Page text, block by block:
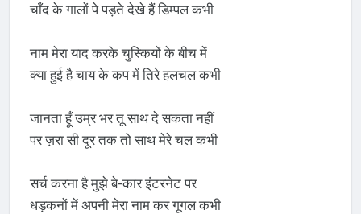
चाँद के गालों पे पड़ते देखे हैं डिम्पल कभी
नाम मेरा याद करके चुस्कियों के बीच में
क्या हुई है चाय के कप में तिरे हलचल कभी
जानता हूँ उम्र भर तू साथ दे सकता नहीं
पर ज़रा सी दूर तक तो साथ मेरे चल कभी
सर्च करना है मुझे बे-कार इंटरनेट पर
धड़कनों में अपनी मेरा नाम कर गूगल कभी